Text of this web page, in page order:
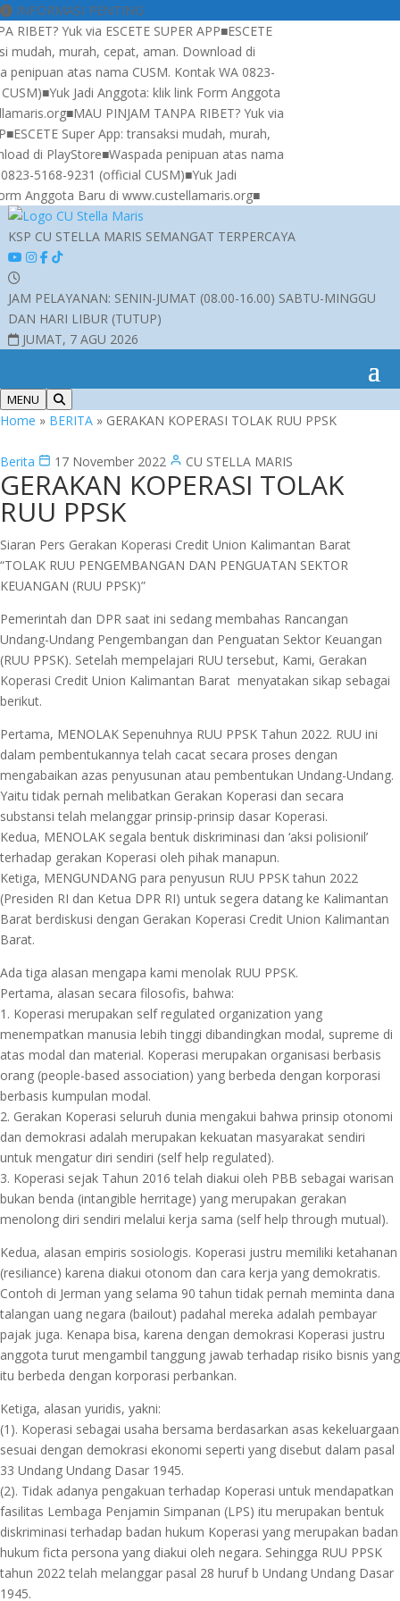
INFORMASI PENTING
Yuk via ESCETE SUPER APP■ESCETE
murah, cepat, aman. Download di
atas nama CUSM. Kontak WA 0823-
■Yuk Jadi Anggota: klik link Form Anggota
■MAU PINJAM TANPA RIBET? Yuk via
Super App: transaksi mudah, murah,
di PlayStore■Waspada penipuan atas nama
5168-9231 (official CUSM)■Yuk Jadi
Anggota Baru di www.custellamaris.org■
KSP CU STELLA MARIS SEMANGAT TERPERCAYA
JAM PELAYANAN: SENIN-JUMAT (08.00-16.00) SABTU-MINGGU
DAN HARI LIBUR (TUTUP)
JUMAT, 7 AGU 2026
MENU
Home » BERITA » GERAKAN KOPERASI TOLAK RUU PPSK
Berita 17 November 2022 CU STELLA MARIS
GERAKAN KOPERASI TOLAK
RUU PPSK
Siaran Pers Gerakan Koperasi Credit Union Kalimantan Barat
“TOLAK RUU PENGEMBANGAN DAN PENGUATAN SEKTOR
KEUANGAN (RUU PPSK)”
Pemerintah dan DPR saat ini sedang membahas Rancangan
Undang-Undang Pengembangan dan Penguatan Sektor Keuangan
(RUU PPSK). Setelah mempelajari RUU tersebut, Kami, Gerakan
Koperasi Credit Union Kalimantan Barat menyatakan sikap sebagai
berikut.
Pertama, MENOLAK Sepenuhnya RUU PPSK Tahun 2022. RUU ini
dalam pembentukannya telah cacat secara proses dengan
mengabaikan azas penyusunan atau pembentukan Undang-Undang.
Yaitu tidak pernah melibatkan Gerakan Koperasi dan secara
substansi telah melanggar prinsip-prinsip dasar Koperasi.
Kedua, MENOLAK segala bentuk diskriminasi dan ‘aksi polisionil’
terhadap gerakan Koperasi oleh pihak manapun.
Ketiga, MENGUNDANG para penyusun RUU PPSK tahun 2022
(Presiden RI dan Ketua DPR RI) untuk segera datang ke Kalimantan
Barat berdiskusi dengan Gerakan Koperasi Credit Union Kalimantan
Barat.
Ada tiga alasan mengapa kami menolak RUU PPSK.
Pertama, alasan secara filosofis, bahwa:
1. Koperasi merupakan self regulated organization yang
menempatkan manusia lebih tinggi dibandingkan modal, supreme di
atas modal dan material. Koperasi merupakan organisasi berbasis
orang (people-based association) yang berbeda dengan korporasi
berbasis kumpulan modal.
2. Gerakan Koperasi seluruh dunia mengakui bahwa prinsip otonomi
dan demokrasi adalah merupakan kekuatan masyarakat sendiri
untuk mengatur diri sendiri (self help regulated).
3. Koperasi sejak Tahun 2016 telah diakui oleh PBB sebagai warisan
bukan benda (intangible herritage) yang merupakan gerakan
menolong diri sendiri melalui kerja sama (self help through mutual).
Kedua, alasan empiris sosiologis. Koperasi justru memiliki ketahanan
(resiliance) karena diakui otonom dan cara kerja yang demokratis.
Contoh di Jerman yang selama 90 tahun tidak pernah meminta dana
talangan uang negara (bailout) padahal mereka adalah pembayar
pajak juga. Kenapa bisa, karena dengan demokrasi Koperasi justru
anggota turut mengambil tanggung jawab terhadap risiko bisnis yang
itu berbeda dengan korporasi perbankan.
Ketiga, alasan yuridis, yakni:
(1). Koperasi sebagai usaha bersama berdasarkan asas kekeluargaan
sesuai dengan demokrasi ekonomi seperti yang disebut dalam pasal
33 Undang Undang Dasar 1945.
(2). Tidak adanya pengakuan terhadap Koperasi untuk mendapatkan
fasilitas Lembaga Penjamin Simpanan (LPS) itu merupakan bentuk
diskriminasi terhadap badan hukum Koperasi yang merupakan badan
hukum ficta persona yang diakui oleh negara. Sehingga RUU PPSK
tahun 2022 telah melanggar pasal 28 huruf b Undang Undang Dasar
1945.